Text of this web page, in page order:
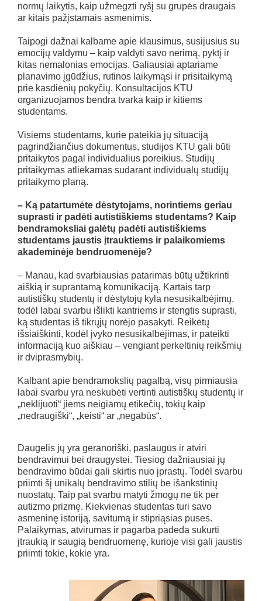
normų laikytis, kaip užmegzti ryšį su grupės draugais
ar kitais pažįstamais asmenimis.
Taipogi dažnai kalbame apie klausimus, susijusius su
emocijų valdymu – kaip valdyti savo nerimą, pyktį ir
kitas nemalonias emocijas. Galiausiai aptariame
planavimo įgūdžius, rutinos laikymąsi ir prisitaikymą
prie kasdienių pokyčių. Konsultacijos KTU
organizuojamos bendra tvarka kaip ir kitiems
studentams.
Visiems studentams, kurie pateikia jų situaciją
pagrindžiančius dokumentus, studijos KTU gali būti
pritaikytos pagal individualius poreikius. Studijų
pritaikymas atliekamas sudarant individualų studijų
pritaikymo planą.
– Ką patartumėte dėstytojams, norintiems geriau
suprasti ir padėti autistiškiems studentams? Kaip
bendramoksliai galėtų padėti autistiškiems
studentams jaustis įtrauktiems ir palaikomiems
akademinėje bendruomenėje?
– Manau, kad svarbiausias patarimas būtų užtikrinti
aiškią ir suprantamą komunikaciją. Kartais tarp
autistiškų studentų ir dėstytojų kyla nesusikalbėjimų,
todėl labai svarbu išlikti kantriems ir stengtis suprasti,
ką studentas iš tikrųjų norėjo pasakyti. Reikėtų
išsiaiškinti, kodėl įvyko nesusikalbėjimas, ir pateikti
informaciją kuo aiškiau – vengiant perkeltinių reikšmių
ir dviprasmybių.
Kalbant apie bendramokslių pagalbą, visų pirmiausia
labai svarbu yra neskubėti vertinti autistiškų studentų ir
„neklijuoti“ jiems neigiamų etikečių, tokių kaip
„nedraugiški“, „keisti“ ar „negabūs“.
Daugelis jų yra geranoriški, paslaugūs ir atviri
bendravimui bei draugystei. Tiesiog dažniausiai jų
bendravimo būdai gali skirtis nuo įprastų. Todėl svarbu
priimti šį unikalų bendravimo stilių be išankstinių
nuostatų. Taip pat svarbu matyti žmogų ne tik per
autizmo prizmę. Kiekvienas studentas turi savo
asmeninę istoriją, savitumą ir stipriąsias puses.
Palaikymas, atvirumas ir pagarba padeda sukurti
įtraukią ir saugią bendruomenę, kurioje visi gali jaustis
priimti tokie, kokie yra.